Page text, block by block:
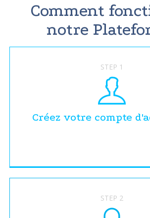
Comment
notre
STEP 1
Créez votre compte
STEP 2